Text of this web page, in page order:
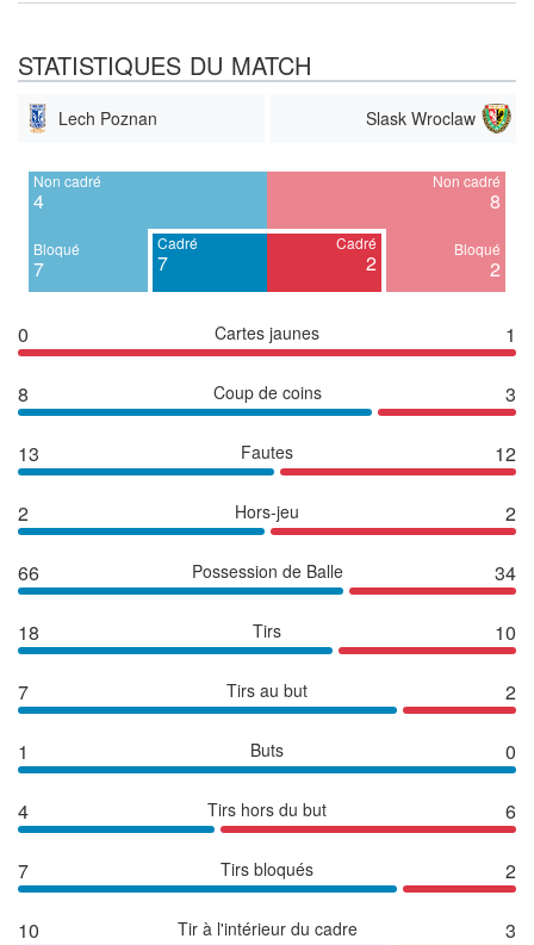
STATISTIQUES DU MATCH
Lech Poznan Slask Wroclaw
Non cadré
4
Bloqué
7
Cadré
7
Cadré
2
Non cadré
8
Bloqué
2
0 Cartes jaunes 1
8 Coup de coins 3
13 Fautes 12
2 Hors-jeu 2
66 Possession de Balle 34
18 Tirs 10
7 Tirs au but 2
1 Buts 0
4 Tirs hors du but 6
7 Tirs bloqués 2
10 Tir à l'intérieur du cadre 3